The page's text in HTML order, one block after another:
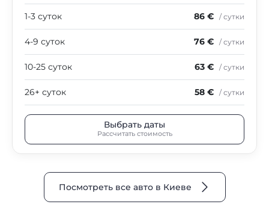
1-3 суток 86 € / сутки
4-9 суток 76 € / сутки
10-25 суток 63 € / сутки
26+ суток 58 € / сутки
Выбрать даты
Рассчитать стоимость
Посмотреть все авто в Киеве